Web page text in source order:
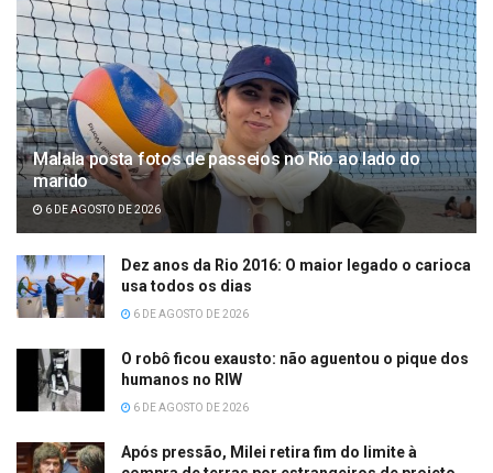
Malala posta fotos de passeios no Rio ao lado do
marido
6 DE AGOSTO DE 2026
Dez anos da Rio 2016: O maior legado o carioca
usa todos os dias
6 DE AGOSTO DE 2026
O robô ficou exausto: não aguentou o pique dos
humanos no RIW
6 DE AGOSTO DE 2026
Após pressão, Milei retira fim do limite à